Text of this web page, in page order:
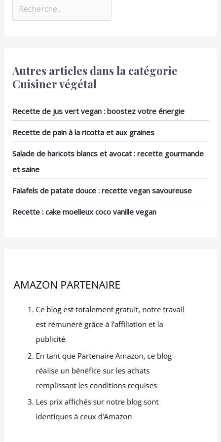
une présentation de
apportera une touche
(29 cm), ils sont
pratiques pour être
ENTRETIEN : Les
couverts à salade se
simple coup d'éponge.
Autres articles dans la catégorie
Cuisiner végétal
Recette de jus vert vegan : boostez votre énergie
Recette de pain à la ricotta et aux graines
Salade de haricots blancs et avocat : recette gourmande
et saine
Falafels de patate douce : recette vegan savoureuse
Recette : cake moelleux coco vanille vegan